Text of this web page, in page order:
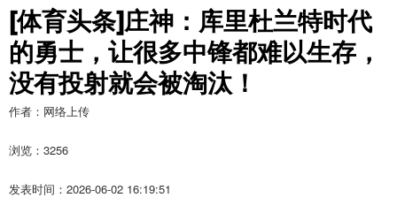
[体育头条]庄神：库里杜兰特时代
的勇士，让很多中锋都难以生存，
没有投射就会被淘汰！
作者：网络上传
浏览： 3256
发表时间：2026-06-02 16:19:51